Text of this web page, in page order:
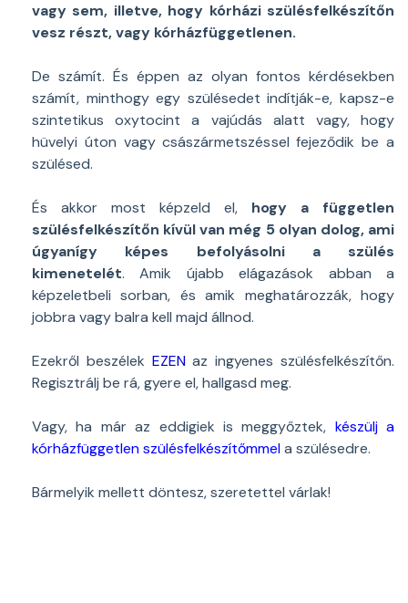
vagy sem, illetve, hogy kórházi szülésfelkészítőn
vesz részt, vagy kórházfüggetlenen.
De számít. És éppen az olyan fontos kérdésekben
számít, minthogy egy szülésedet indítják-e, kapsz-e
szintetikus oxytocint a vajúdás alatt vagy, hogy
hüvelyi úton vagy császármetszéssel fejeződik be a
szülésed.
És akkor most képzeld el, hogy a független
szülésfelkészítőn kívül van még 5 olyan dolog, ami
úgyanígy képes befolyásolni a szülés
kimenetelét. Amik újabb elágazások abban a
képzeletbeli sorban, és amik meghatározzák, hogy
jobbra vagy balra kell majd állnod.
Ezekről beszélek EZENaz ingyenes szülésfelkészítőn.
Regisztrálj be rá, gyere el, hallgasd meg.
Vagy, ha már az eddigiek is meggyőztek, készülj a
kórházfüggetlen szülésfelkészítőmmela szülésedre.
Bármelyik mellett döntesz, szeretettel várlak!